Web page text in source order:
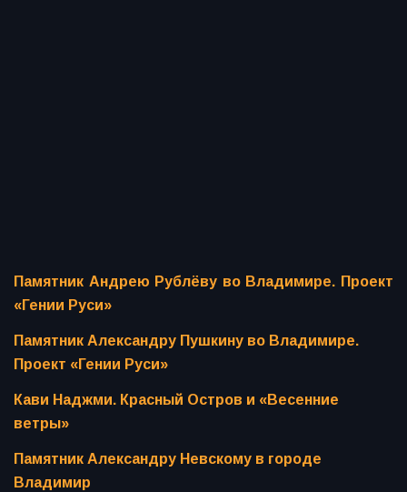
Памятник Андрею Рублёву во Владимире. Проект
«Гении Руси»
Памятник Александру Пушкину во Владимире.
Проект «Гении Руси»
Кави Наджми. Красный Остров и «Весенние
ветры»
Памятник Александру Невскому в городе
Владимир